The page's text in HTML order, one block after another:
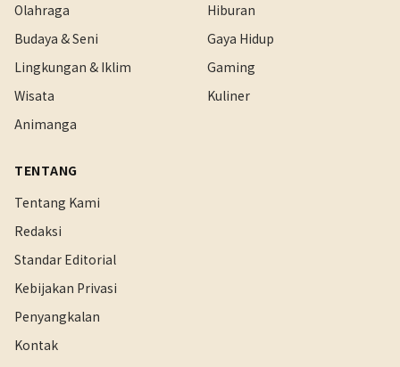
Olahraga
Hiburan
Budaya & Seni
Gaya Hidup
Lingkungan & Iklim
Gaming
Wisata
Kuliner
Animanga
TENTANG
Tentang Kami
Redaksi
Standar Editorial
Kebijakan Privasi
Penyangkalan
Kontak